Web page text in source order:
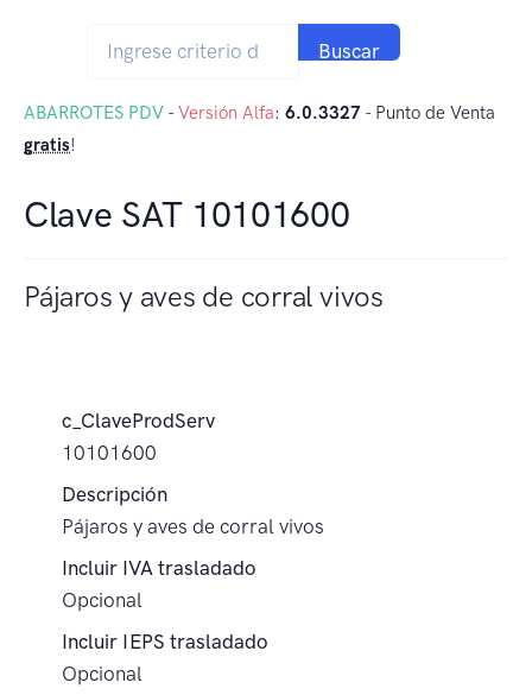
Buscar
ABARROTES PDV -Versión Alfa: 6.0.3327 - Punto de Venta
gratis!
Clave SAT 10101600
Pájaros y aves de corral vivos
c_ClaveProdServ
10101600
Descripción
Pájaros y aves de corral vivos
Incluir IVA trasladado
Opcional
Incluir IEPS trasladado
Opcional